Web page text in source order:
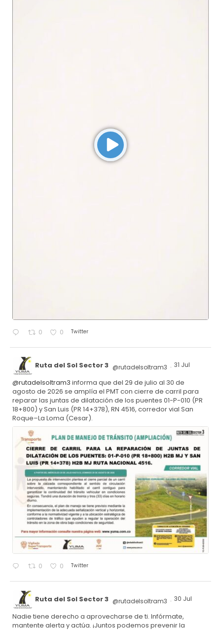
0 0 Twitter
Ruta del Sol Sector 3 @rutadelsoltram3 · 31 Jul
@rutadelsoltram3 informa que del 29 de julio al 30 de
agosto de 2026 se amplía el PMT con cierre de carril para
reparar las juntas de dilatación de los puentes 01-P-010 (PR
18+800) y San Luis (PR 14+378), RN 4516, corredor vial San
Roque–La Loma (Cesar).
0 0 Twitter
Ruta del Sol Sector 3 @rutadelsoltram3 · 30 Jul
Nadie tiene derecho a aprovecharse de ti. Infórmate,
mantente alerta y actúa. ¡Juntos podemos prevenir la